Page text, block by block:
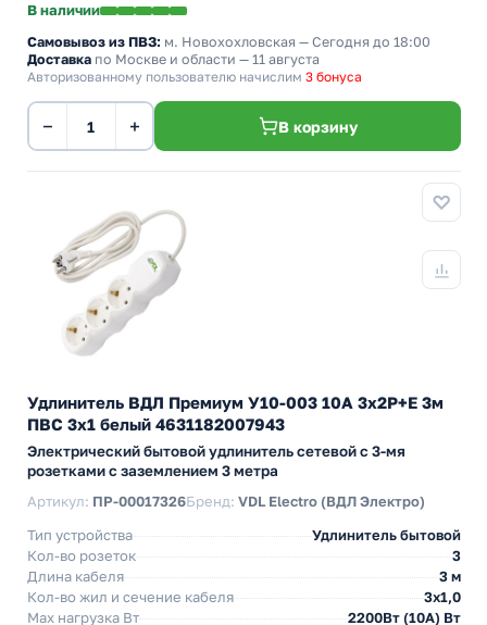
В наличии
Самовывоз из ПВЗ: м. Новохохловская — Сегодня до 18:00
Доставка по Москве и области — 11 августа
Авторизованному пользователю начислим 3 бонуса
− + В корзину
Удлинитель ВДЛ Премиум У10-003 10А 3х2P+E 3м
ПВС 3х1 белый 4631182007943
Электрический бытовой удлинитель сетевой с 3-мя
розетками с заземлением 3 метра
Артикул: ПР-00017326Бренд: VDL Electro (ВДЛ Электро)
Тип устройства
Удлинитель бытовой
Кол-во розеток
3
Длина кабеля
3 м
Кол-во жил и сечение кабеля
3х1,0
Max нагрузка Вт
2200Вт (10А) Вт